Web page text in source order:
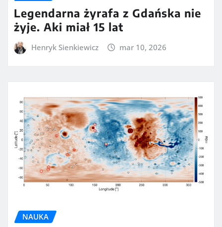
Legendarna żyrafa z Gdańska nie
żyje. Aki miał 15 lat
Henryk Sienkiewicz mar 10, 2026
NAUKA